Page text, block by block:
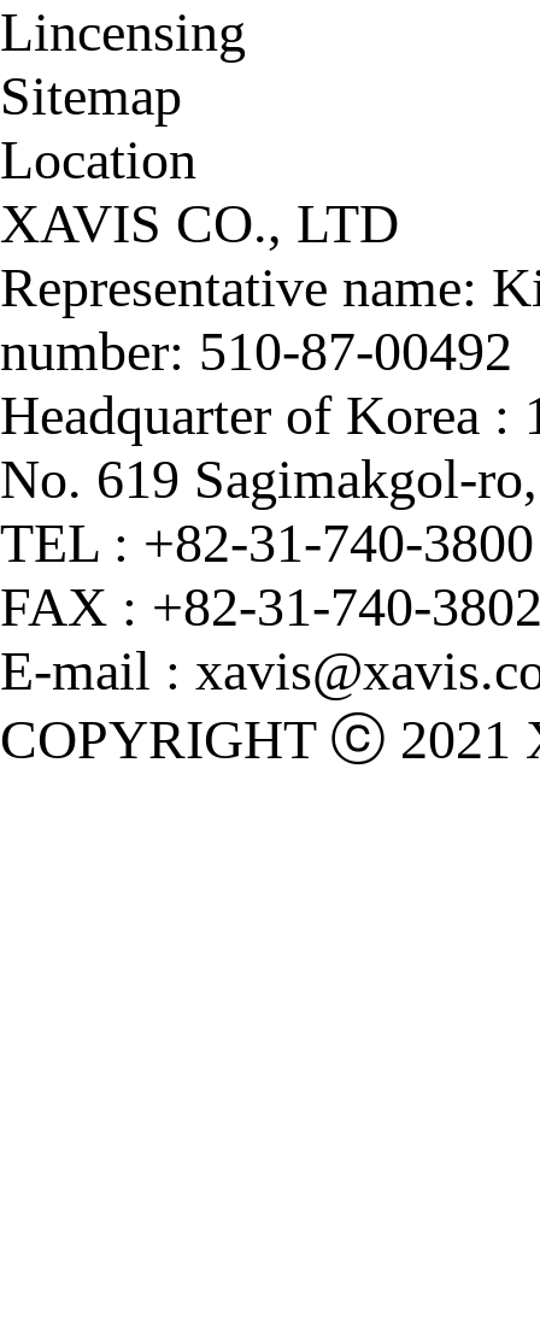
Lincensing
Sitemap
Location
XAVIS CO., LTD
Representative name:
number: 510-87-00492
Headquarter of Korea :
No. 619 Sagimakgol-
TEL : +82-31-740-3800
FAX : +82-31-740-
E-mail :
COPYRIGHT ⓒ 2021